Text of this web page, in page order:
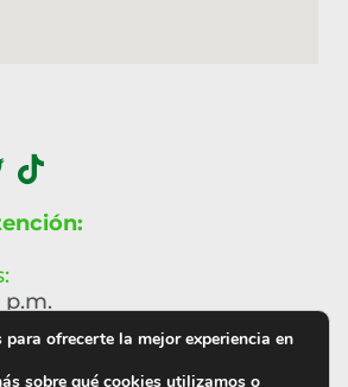
p.m.
p.m.
ofrecerte la mejor experiencia en
sobre qué cookies utilizamos o